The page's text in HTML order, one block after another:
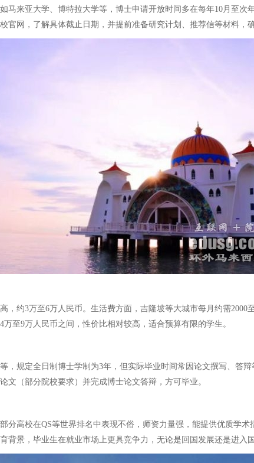
来亚大学、博特拉大学等，博士申请开放时间多在每年10月至
网，了解具体截止日期，并提前准备研究计划、推荐信等材料，
约3万至6万人民币。生活费方面，吉隆坡等大城市每月约需
至9万人民币之间，性价比相对较高，适合预算有限的学生。
，规定全日制博士学制为3年，但实际毕业时间常因论文撰写、答
（部分院校要求）并完成博士论文答辩，方可毕业。
高校在QS等世界排名中表现不俗，师资力量强，能提供优质学
景，毕业生在就业市场上更具竞争力，无论是回国发展还是进入